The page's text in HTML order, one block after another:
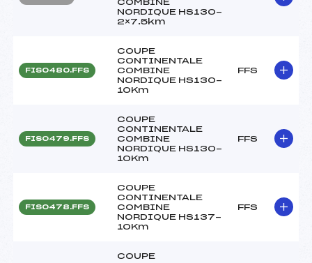
COMBINE
NORDIQUE HS130-
2×7.5km
FIS0480.FFS
COUPE
CONTINENTALE
COMBINE
NORDIQUE HS130-
10Km
FFS
FIS0479.FFS
COUPE
CONTINENTALE
COMBINE
NORDIQUE HS130-
10Km
FFS
FIS0478.FFS
COUPE
CONTINENTALE
COMBINE
NORDIQUE HS137-
10Km
FFS
COUPE